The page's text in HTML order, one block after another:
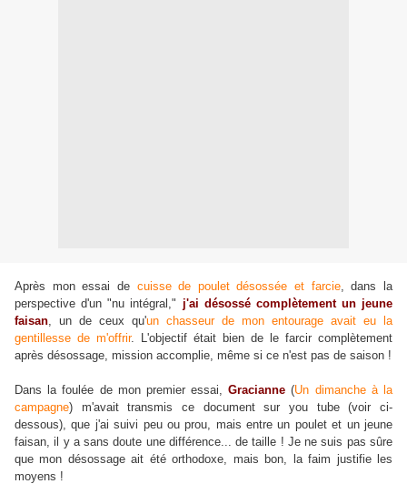
Après mon essai de cuisse de poulet désossée et farcie, dans la
perspective d'un "nu intégral," j'ai désossé complètement un jeune
faisan, un de ceux qu'un chasseur de mon entourage avait eu la
gentillesse de m'offrir. L'objectif était bien de le farcir complètement
après désossage, mission accomplie, même si ce n'est pas de saison !
Dans la foulée de mon premier essai,Gracianne (Un dimanche à la
campagne) m'avait transmis ce document sur you tube (voir ci-
dessous), que j'ai suivi peu ou prou, mais entre un poulet et un jeune
faisan, il y a sans doute une différence... de taille ! Je ne suis pas sûre
que mon désossage ait été orthodoxe, mais bon, la faim justifie les
moyens !